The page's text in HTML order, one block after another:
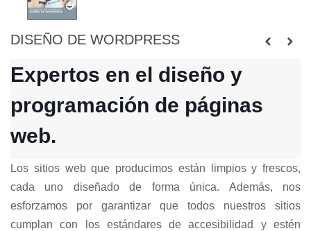
DISEÑO DE WORDPRESS
Expertos en el diseño y
programación de páginas
web.
Los sitios web que producimos están limpios y frescos,
cada uno diseñado de forma única. Además, nos
esforzamos por garantizar que todos nuestros sitios
cumplan con los estándares de accesibilidad y estén